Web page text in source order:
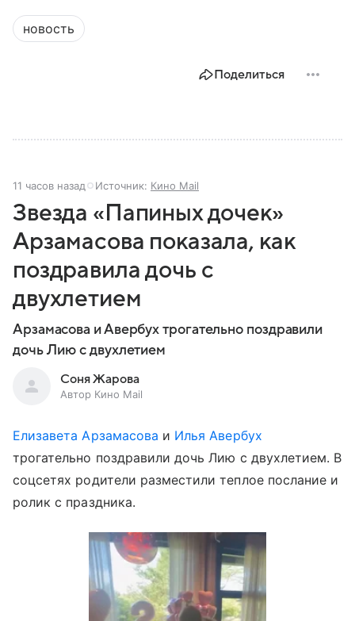
новость
Поделиться
11 часов назад Источник: Кино Mail
Звезда «Папиных дочек»
Арзамасова показала, как
поздравила дочь с
двухлетием
Арзамасова и Авербух трогательно поздравили
дочь Лию с двухлетием
Соня Жарова
Автор Кино Mail
Елизавета Арзамасова и Илья Авербух
трогательно поздравили дочь Лию с двухлетием. В
соцсетях родители разместили теплое послание и
ролик с праздника.